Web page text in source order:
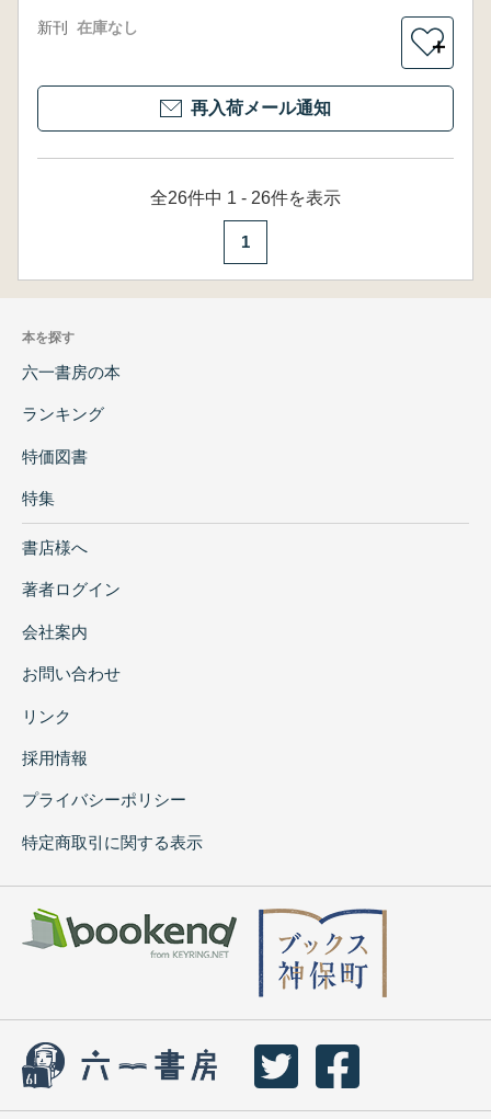
新刊 在庫なし
＋
再入荷メール通知
全26件中 1 - 26件を表示
1
本を探す
六一書房の本
ランキング
特価図書
特集
書店様へ
著者ログイン
会社案内
お問い合わせ
リンク
採用情報
プライバシーポリシー
特定商取引に関する表示